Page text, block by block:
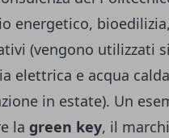
energetico, bioedilizia,
(vengono utilizzati
elettrica e acqua
in estate). Un
la green key, il